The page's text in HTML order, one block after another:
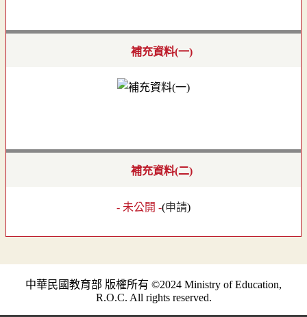
補充資料(一)
補充資料(二)
- 未公開 -(申請)
中華民國教育部 版權所有 ©2024 Ministry of Education,
R.O.C. All rights reserved.